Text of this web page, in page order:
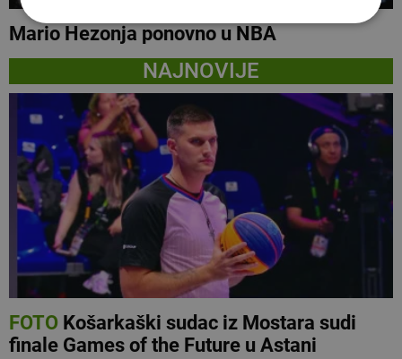
Mario Hezonja ponovno u NBA
NAJNOVIJE
FOTOKošarkaški sudac iz Mostara sudi
finale Games of the Future u Astani